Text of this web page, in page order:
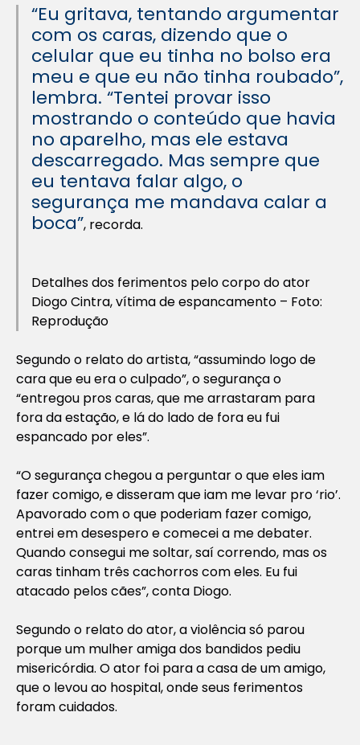
“Eu gritava, tentando argumentar
com os caras, dizendo que o
celular que eu tinha no bolso era
meu e que eu não tinha roubado”,
lembra. “Tentei provar isso
mostrando o conteúdo que havia
no aparelho, mas ele estava
descarregado. Mas sempre que
eu tentava falar algo, o
segurança me mandava calar a
boca”, recorda.
Detalhes dos ferimentos pelo corpo do ator
Diogo Cintra, vítima de espancamento – Foto:
Reprodução
Segundo o relato do artista, “assumindo logo de
cara que eu era o culpado”, o segurança o
“entregou pros caras, que me arrastaram para
fora da estação, e lá do lado de fora eu fui
espancado por eles”.
“O segurança chegou a perguntar o que eles iam
fazer comigo, e disseram que iam me levar pro ‘rio’.
Apavorado com o que poderiam fazer comigo,
entrei em desespero e comecei a me debater.
Quando consegui me soltar, saí correndo, mas os
caras tinham três cachorros com eles. Eu fui
atacado pelos cães”, conta Diogo.
Segundo o relato do ator, a violência só parou
porque um mulher amiga dos bandidos pediu
misericórdia. O ator foi para a casa de um amigo,
que o levou ao hospital, onde seus ferimentos
foram cuidados.